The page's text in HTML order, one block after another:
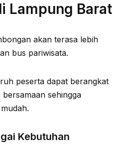
Lampung Barat
akan terasa lebih
bus pariwisata.
peserta dapat berangkat
sehingga
Kebutuhan